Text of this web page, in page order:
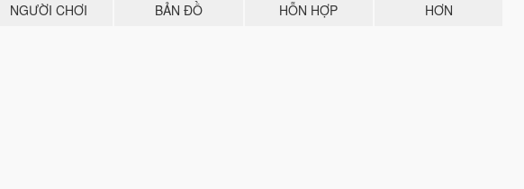
NGƯỜI CHƠI BẢN ĐỒ HỖN HỢP HƠN